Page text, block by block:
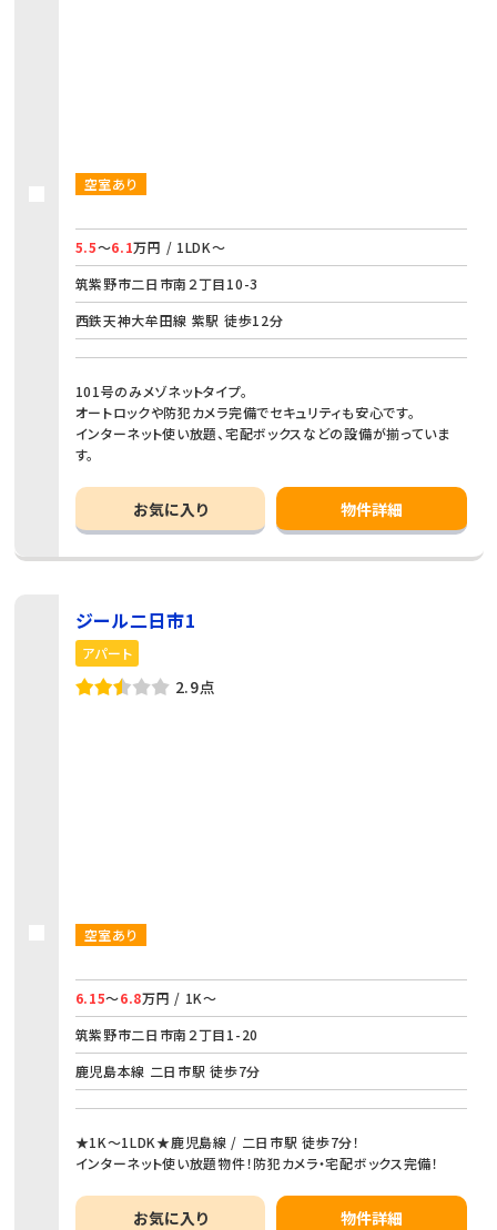
空室あり
5.5～6.1万円 / 1LDK～
筑紫野市二日市南２丁目10-3
西鉄天神大牟田線 紫駅 徒歩12分
101号のみメゾネットタイプ。
オートロックや防犯カメラ完備でセキュリティも安心です。
インターネット使い放題、宅配ボックスなどの設備が揃っていま
す。
お気に入り 物件詳細
ジール二日市1
アパート
2.9点
空室あり
6.15～6.8万円 / 1K～
筑紫野市二日市南２丁目1-20
鹿児島本線 二日市駅 徒歩7分
★1K～1LDK★鹿児島線 / 二日市駅 徒歩7分！
インターネット使い放題物件！防犯カメラ・宅配ボックス完備！
お気に入り 物件詳細